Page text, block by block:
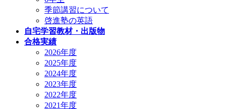
季節講習について
啓進塾の英語
自宅学習教材・出版物
合格実績
2026年度
2025年度
2024年度
2023年度
2022年度
2021年度